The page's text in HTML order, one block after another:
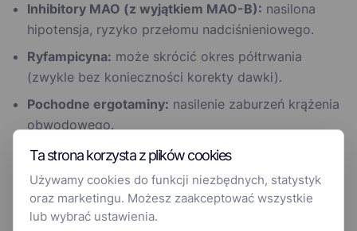
Inhibitory MAO (z wyjątkiem MAO-B): nasilona
hipotensja, ryzyko przełomu nadciśnieniowego.
Ryfampicyna: może skrócić okres półtrwania
(zwykle bez konieczności korekty dawki).
Pochodne ergotaminy: nasilenie zaburzeń krążenia
obwodowego.
Ciąża, karmienie piersią i płodność
Ciąża: beta-blokery mogą zmniejszać przepływ
Ta strona korzysta z plików cookies
Używamy cookies do funkcji niezbędnych, statystyk
oraz marketingu. Możesz zaakceptować wszystkie
lub wybrać ustawienia.